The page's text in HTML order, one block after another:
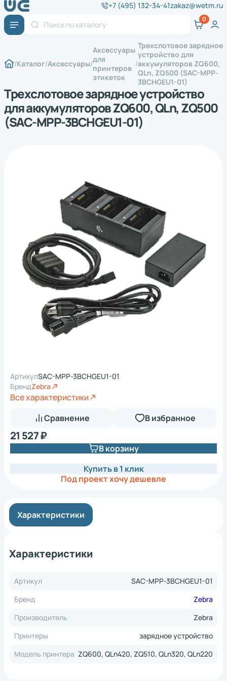
+7 (495) 132-34-41zakaz@wetm.ru
Каталог Аксессуары
Аксессуары
для
принтеров
этикеток
Трехслотовое зарядное
устройство для
аккумуляторов ZQ600,
QLn, ZQ500 (SAC-MPP-
3BCHGEU1-01)
Трехслотовое зарядное устройство
для аккумуляторов ZQ600, QLn, ZQ500
(SAC-MPP-3BCHGEU1-01)
АртикулSAC-MPP-3BCHGEU1-01
БрендZebra
Все характеристики
Сравнение
В избранное
21 527 ₽
В корзину
Купить в 1 клик
Под проект хочу дешевле
Характеристики
Характеристики
Артикул
SAC-MPP-3BCHGEU1-01
Бренд
Zebra
Производитель
Zebra
Принтеры
зарядное устройство
Модель принтера ZQ600, QLn420, ZQ510, QLn320, QLn220